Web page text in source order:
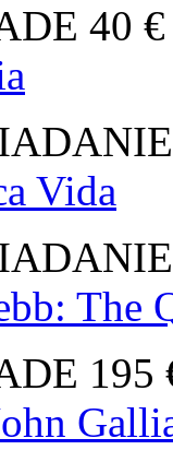
40 €
Vida
The
195